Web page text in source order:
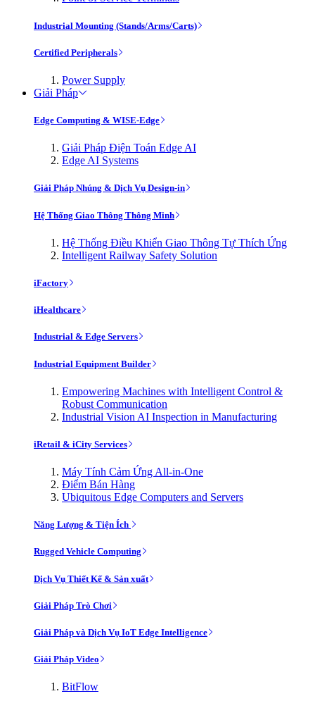
Industrial Mounting (Stands/Arms/Carts)
Certified Peripherals
Power Supply
Giải Pháp
Edge Computing & WISE-Edge
Giải Pháp Điện Toán Edge AI
Edge AI Systems
Giải Pháp Nhúng & Dịch Vụ Design-in
Hệ Thống Giao Thông Thông Minh
Hệ Thống Điều Khiển Giao Thông Tự Thích Ứng
Intelligent Railway Safety Solution
iFactory
iHealthcare
Industrial & Edge Servers
Industrial Equipment Builder
Empowering Machines with Intelligent Control &
Robust Communication
Industrial Vision AI Inspection in Manufacturing
iRetail & iCity Services
Máy Tính Cảm Ứng All-in-One
Điểm Bán Hàng
Ubiquitous Edge Computers and Servers
Năng Lượng & Tiện Ích
Rugged Vehicle Computing
Dịch Vụ Thiết Kế & Sản xuất
Giải Pháp Trò Chơi
Giải Pháp và Dịch Vụ IoT Edge Intelligence
Giải Pháp Video
BitFlow